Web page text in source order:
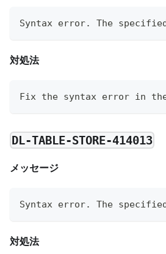
Syntax error. The
対処法
Fix the syntax error in
DL-TABLE-STORE-414013
メッセージ
Syntax error. The
対処法